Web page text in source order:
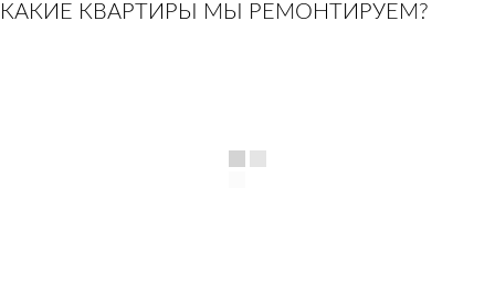
КАКИЕ КВАРТИРЫ МЫ РЕМОНТИРУЕМ?